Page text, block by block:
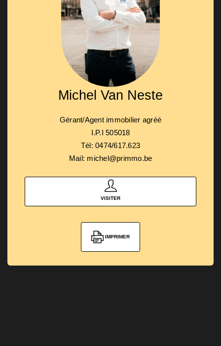
Michel Van Neste
Gérant/Agent immobilier agréé
I.P.I 505018
Tél: 0474/617.623
Mail: michel@primmo.be
VISITER
IMPRIMER